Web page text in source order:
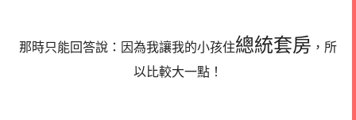
那時只能回答說：因為我讓我的小孩住總統套房 ，所
以比較大一點！